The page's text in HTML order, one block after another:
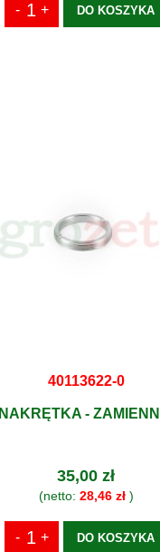
DO KOSZYKA
40113622-0
NAKRĘTKA -
35,00 zł
(netto: 28,46 zł)
DO KOSZYKA